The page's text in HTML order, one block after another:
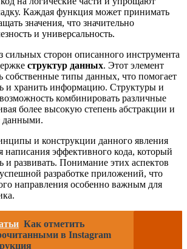
Каждая функция может принимать
значения, что значительно
и универсальность.
сильных сторон описанного инструмента
структур данных. Этот элемент
собственные типы данных, что помогает
и хранить информацию. Структуры и
комбинировать различные
более высокую степень абстракции и
данными.
и конструкции данного явления
написания эффективного кода, который
и развивать. Понимание этих аспектов
разработке приложений, что
направления особенно важным для
Как отметить
в Instagram